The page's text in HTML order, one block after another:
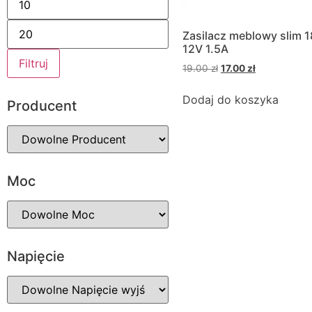
Filtruj
Producent
Moc
Napięcie
Zasilacz meblowy slim
12V 1.5A
19.00zł 17.00 zł
Dodaj do koszyka